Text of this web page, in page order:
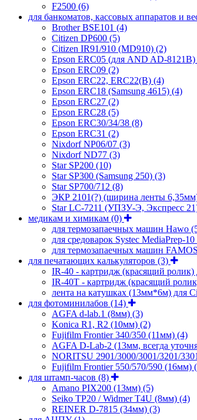
F2500 (6)
для банкоматов, кассовых аппаратов и
Brother BSE101 (4)
Citizen DP600 (5)
Citizen IR91/910 (MD910) (2)
Epson ERC05 (для AND AD-8121B)
Epson ERC09 (2)
Epson ERC22, ERC22(B) (4)
Epson ERC18 (Samsung 4615) (4)
Epson ERC27 (2)
Epson ERC28 (5)
Epson ERC30/34/38 (8)
Epson ERC31 (2)
Nixdorf NP06/07 (3)
Nixdorf ND77 (3)
Star SP200 (10)
Star SP300 (Samsung 250) (3)
Star SP700/712 (8)
ЭКР 2101(?) (ширина ленты
Star LC-7211 (УПЗУ-Э, Экспресс
медикам и химикам (0)
для термозапаечных машин Hawo
для средоварок Systec MediaPrep-10
для термозапаечных машин FAMOS
для печатающих калькуляторов (3)
IR-40 - картридж (красящий ролик)
IR-40T - картридж (красящий
лента на катушках (13мм*6м) для
для фотоминилабов (14)
AGFA d-lab.1 (8мм) (3)
Konica R1, R2 (10мм) (2)
Fujifilm Frontier 340/350 (11мм) (4)
AGFA D-Lab-2 (13мм, всегда
NORITSU 2901/3000/3001/3201/
Fujifilm Frontier 550/570/590 (16мм)
для штамп-часов (8)
Amano PIX200 (13мм) (5)
Seiko TP20 / Widmer T4U (8мм) (4)
REINER D-7815 (34мм) (3)